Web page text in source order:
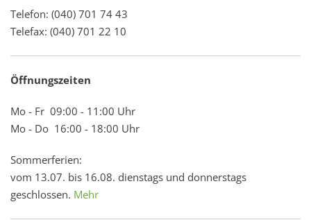
Telefon: (040) 701 74 43
Telefax: (040) 701 22 10
Öffnungszeiten
Mo - Fr 09:00 - 11:00 Uhr
Mo - Do 16:00 - 18:00 Uhr
Sommerferien:
vom 13.07. bis 16.08. dienstags und donnerstags
geschlossen. Mehr